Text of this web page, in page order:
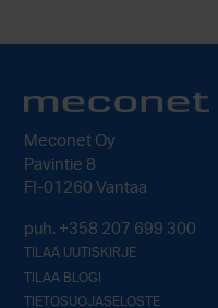
Meconet Oy
Pavintie 8
FI-01260 Vantaa
puh. +358 207 699 300
TILAA UUTISKIRJE
TILAA BLOGI
TIETOSUOJASELOSTE